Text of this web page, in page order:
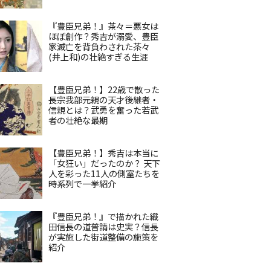
『豊臣兄弟！』茶々＝悪女は
ほぼ創作？秀吉が溺愛、豊臣
家滅亡を背負わされた茶々
(井上和)の壮絶すぎる生涯
【豊臣兄弟！】22歳で散った
長宗我部元親の天才後継者・
信親とは？武勇を奮った若武
者の壮絶な最期
【豊臣兄弟！】秀吉は本当に
「女狂い」だったのか？ 天下
人を彩った11人の側室たちを
時系列で一挙紹介
『豊臣兄弟！』で描かれた織
田信長の道普請は史実？信長
が実施した街道整備の施策を
紹介